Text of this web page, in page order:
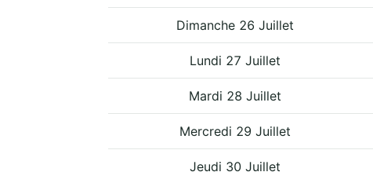
Dimanche 26 Juillet
Lundi 27 Juillet
Mardi 28 Juillet
Mercredi 29 Juillet
Jeudi 30 Juillet